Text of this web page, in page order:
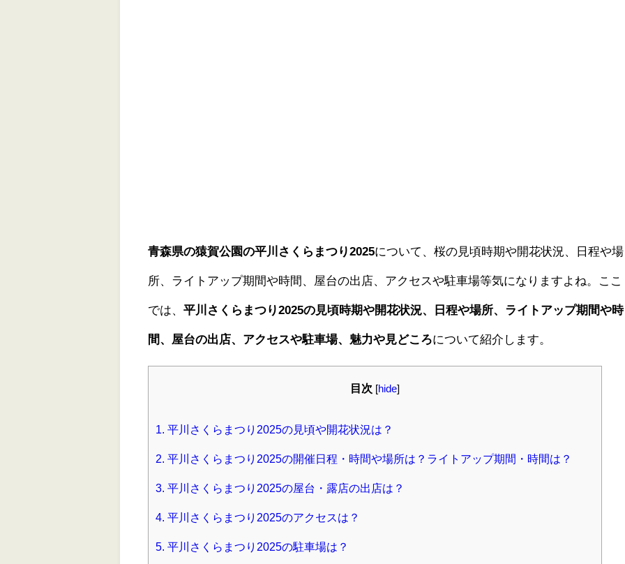
青森県の猿賀公園の平川さくらまつり2025について、桜の見頃時期や開花状況、日程や場
所、ライトアップ期間や時間、屋台の出店、アクセスや駐車場等気になりますよね。ここ
では、平川さくらまつり2025の見頃時期や開花状況、日程や場所、ライトアップ期間や時
間、屋台の出店、アクセスや駐車場、魅力や見どころについて紹介します。
目次 hide
1. 平川さくらまつり2025の見頃や開花状況は？
2. 平川さくらまつり2025の開催日程・時間や場所は？ライトアップ期間・時間は？
3. 平川さくらまつり2025の屋台・露店の出店は？
4. 平川さくらまつり2025のアクセスは？
5. 平川さくらまつり2025の駐車場は？